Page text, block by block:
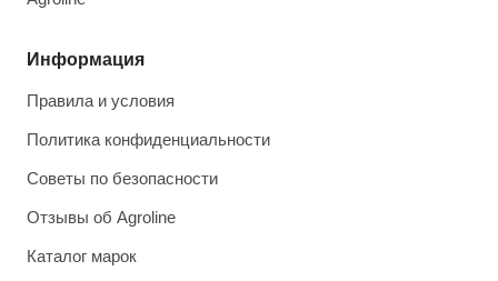
Информация
Правила и условия
Политика конфиденциальности
Советы по безопасности
Отзывы об Agroline
Каталог марок